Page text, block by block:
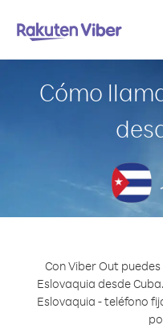
Cómo
Con Viber Out
Eslovaquia desde Cuba.
Eslovaquia - teléfono